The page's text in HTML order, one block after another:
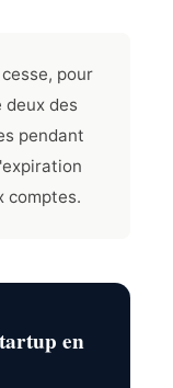
pour
deux des
pendant
comptes.
en